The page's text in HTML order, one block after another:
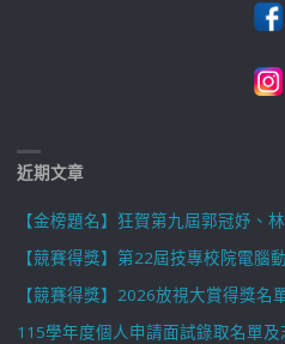
近期文章
【金榜題名】狂賀第九屆郭冠妤、
【競賽得獎】第22屆技專校院電腦
【競賽得獎】2026放視大賞得獎名
115學年度個人申請面試錄取名單